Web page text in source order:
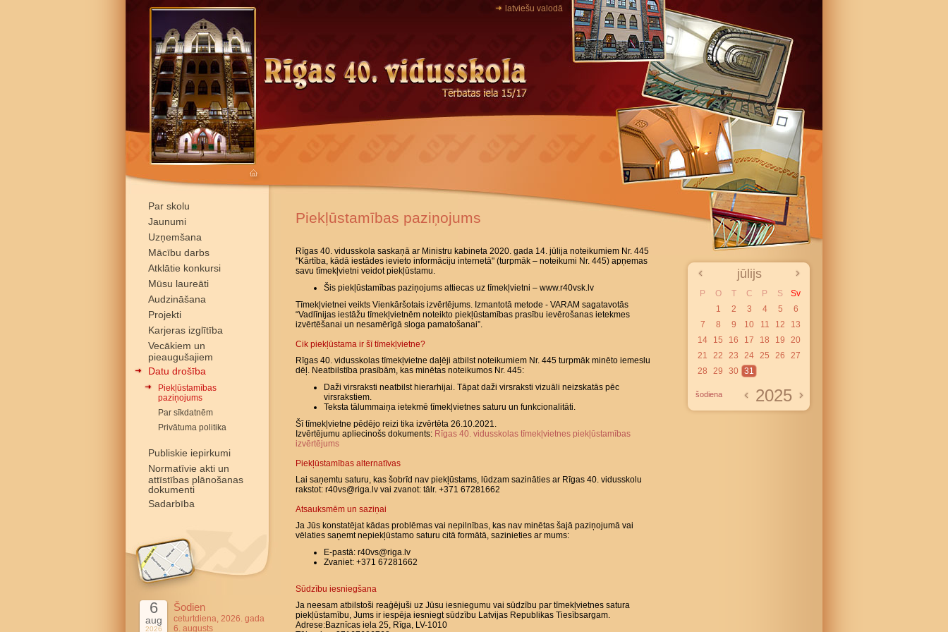
latviešu valodā
Par skolu
Jaunumi
Uzņemšana
Mācību darbs
Atklātie konkursi
Mūsu laureāti
Audzināšana
Projekti
Karjeras izglītība
Vecākiem un
pieaugušajiem
Datu drošība
Piekļūstamības
paziņojums
Par sīkdatnēm
Privātuma politika
Publiskie iepirkumi
Normatīvie akti un
attīstības plānošanas
dokumenti
Sadarbība
6
aug
2026
Šodien
ceturtdiena, 2026. gada
6. augusts
Piekļūstamības paziņojums
Rīgas 40. vidusskola saskaņā ar Ministru kabineta 2020. gada 14. jūlija noteikumiem Nr. 445
"Kārtība, kādā iestādes ievieto informāciju internetā" (turpmāk – noteikumi Nr. 445) apņemas
savu tīmekļvietni veidot piekļūstamu.
Šis piekļūstamības paziņojums attiecas uz tīmekļvietni – www.r40vsk.lv
Tīmekļvietnei veikts Vienkāršotais izvērtējums. Izmantotā metode - VARAM sagatavotās
“Vadlīnijas iestāžu tīmekļvietnēm noteikto piekļūstamības prasību ievērošanas ietekmes
izvērtēšanai un nesamērīgā sloga pamatošanai”.
Cik piekļūstama ir šī tīmekļvietne?
Rīgas 40. vidusskolas tīmekļvietne daļēji atbilst noteikumiem Nr. 445 turpmāk minēto iemeslu
dēļ. Neatbilstība prasībām, kas minētas noteikumos Nr. 445:
Daži virsraksti neatbilst hierarhijai. Tāpat daži virsraksti vizuāli neizskatās pēc
virsrakstiem.
Teksta tālummaiņa ietekmē tīmekļvietnes saturu un funkcionalitāti.
Šī tīmekļvietne pēdējo reizi tika izvērtēta 26.10.2021.
Izvērtējumu apliecinošs dokuments: Rīgas 40. vidusskolas tīmekļvietnes piekļūstamības
izvērtējums
Piekļūstamības alternatīvas
Lai saņemtu saturu, kas šobrīd nav piekļūstams, lūdzam sazināties ar Rīgas 40. vidusskolu
rakstot: r40vs@riga.lv vai zvanot: tālr. +371 67281662
Atsauksmēm un saziņai
Ja Jūs konstatējat kādas problēmas vai nepilnības, kas nav minētas šajā paziņojumā vai
vēlaties saņemt nepiekļūstamo saturu citā formātā, sazinieties ar mums:
E-pastā: r40vs@riga.lv
Zvaniet: +371 67281662
Sūdzību iesniegšana
Ja neesam atbilstoši reaģējuši uz Jūsu iesniegumu vai sūdzību par tīmekļvietnes satura
piekļūstamību, Jums ir iespēja iesniegt sūdzību Latvijas Republikas Tiesībsargam.
Adrese:Baznīcas iela 25, Rīga, LV-1010
jūlijs
P O T C P S
Sv
1
2 3 4 5
6
7
8 9 10 11 12
13
14
15 16 17 18 19
20
21
22 23 24 25 26
27
28
29 30 31
šodiena 2025